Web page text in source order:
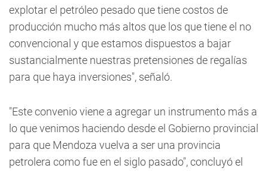
explotar el petróleo pesado que tiene costos de
producción mucho más altos que los que tiene el no
convencional y que estamos dispuestos a bajar
sustancialmente nuestras pretensiones de regalías
para que haya inversiones", señaló.
"Este convenio viene a agregar un instrumento más a
lo que venimos haciendo desde el Gobierno provincial
para que Mendoza vuelva a ser una provincia
petrolera como fue en el siglo pasado", concluyó el